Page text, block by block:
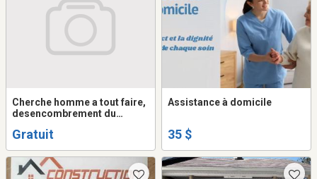
Cherche homme a tout faire,
desencombrement du
hardin etc.
Gratuit
Assistance à domicile
35 $